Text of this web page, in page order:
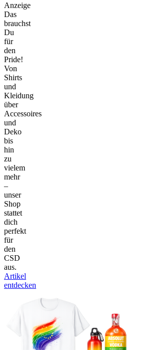
Anzeige
Das
brauchst
Du
für
den
Pride!
Von
Shirts
und
Kleidung
über
Accessoires
und
Deko
bis
hin
zu
vielem
mehr
–
unser
Shop
stattet
dich
perfekt
für
den
CSD
aus.
Artikel
entdecken